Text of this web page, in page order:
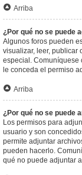
Arriba
¿Por qué no se puede
Algunos foros pueden
visualizar, leer, publicar
especial. Comuníquese
le conceda el permiso
Arriba
¿Por qué no se puede
Los permisos para
usuario y son
permite adjuntar
pueden hacerlo.
qué no puede adjuntar